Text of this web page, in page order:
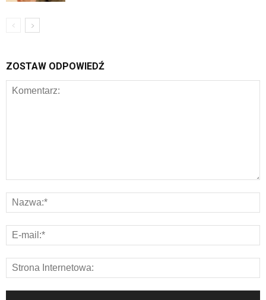
ZOSTAW ODPOWIEDŹ